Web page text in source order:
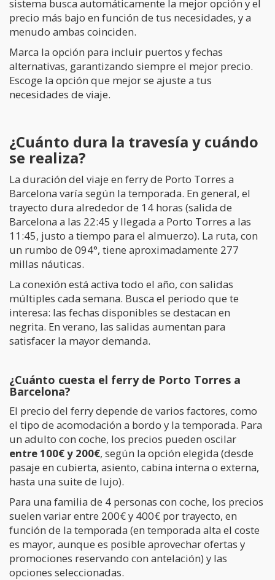
sistema busca automáticamente la mejor opción y el
precio más bajo en función de tus necesidades, y a
menudo ambas coinciden.
Marca la opción para incluir puertos y fechas
alternativas, garantizando siempre el mejor precio.
Escoge la opción que mejor se ajuste a tus
necesidades de viaje.
¿Cuánto dura la travesía y cuándo
se realiza?
La duración del viaje en ferry de Porto Torres a
Barcelona varía según la temporada. En general, el
trayecto dura alrededor de 14 horas (salida de
Barcelona a las 22:45 y llegada a Porto Torres a las
11:45, justo a tiempo para el almuerzo). La ruta, con
un rumbo de 094°, tiene aproximadamente 277
millas náuticas.
La conexión está activa todo el año, con salidas
múltiples cada semana. Busca el periodo que te
interesa: las fechas disponibles se destacan en
negrita. En verano, las salidas aumentan para
satisfacer la mayor demanda.
¿Cuánto cuesta el ferry de Porto Torres a
Barcelona?
El precio del ferry depende de varios factores, como
el tipo de acomodación a bordo y la temporada. Para
un adulto con coche, los precios pueden oscilar
entre 100€ y 200€, según la opción elegida (desde
pasaje en cubierta, asiento, cabina interna o externa,
hasta una suite de lujo).
Para una familia de 4 personas con coche, los precios
suelen variar entre 200€ y 400€ por trayecto, en
función de la temporada (en temporada alta el coste
es mayor, aunque es posible aprovechar ofertas y
promociones reservando con antelación) y las
opciones seleccionadas.